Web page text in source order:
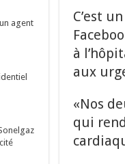
C’est
à
aux
«Nos
qui
agent